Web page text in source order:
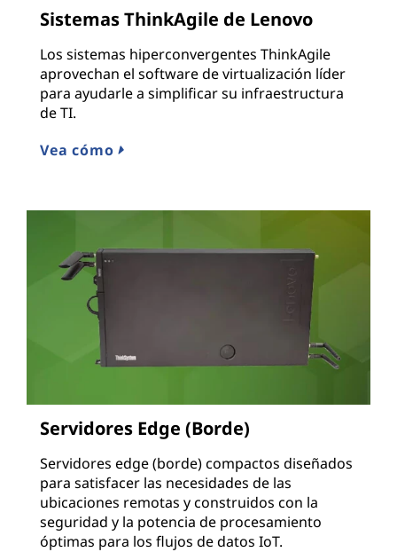
Sistemas ThinkAgile de Lenovo
Los sistemas hiperconvergentes ThinkAgile
aprovechan el software de virtualización líder
para ayudarle a simplificar su infraestructura
de TI.
Vea cómo
Servidores Edge (Borde)
Servidores edge (borde) compactos diseñados
para satisfacer las necesidades de las
ubicaciones remotas y construidos con la
seguridad y la potencia de procesamiento
óptimas para los flujos de datos IoT.